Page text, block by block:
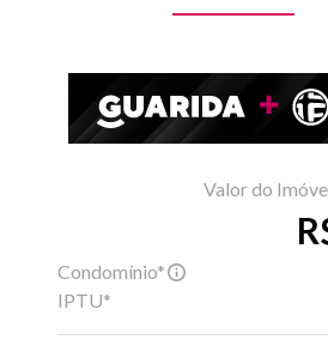
Valor do
Condomínio*
IPTU*